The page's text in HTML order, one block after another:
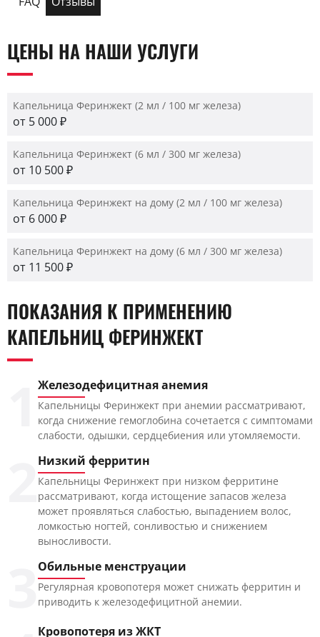
ЦЕНЫ НА НАШИ УСЛУГИ
Капельница Феринжект (2 мл / 100 мг железа)
от 5 000 ₽
Капельница Феринжект (6 мл / 300 мг железа)
от 10 500 ₽
Капельница Феринжект на дому (2 мл / 100 мг железа)
от 6 000 ₽
Капельница Феринжект на дому (6 мл / 300 мг железа)
от 11 500 ₽
ПОКАЗАНИЯ К ПРИМЕНЕНИЮ
КАПЕЛЬНИЦ ФЕРИНЖЕКТ
Железодефицитная анемия
Капельницы Феринжект при анемии рассматривают,
когда снижение гемоглобина сочетается с симптомами
слабости, одышки, сердцебиения или утомляемости.
Низкий ферритин
Капельницы Феринжект при низком ферритине
рассматривают, когда истощение запасов железа
может проявляться слабостью, выпадением волос,
ломкостью ногтей, сонливостью и снижением
выносливости.
Обильные менструации
Регулярная кровопотеря может снижать ферритин и
приводить к железодефицитной анемии.
Кровопотеря из ЖКТ